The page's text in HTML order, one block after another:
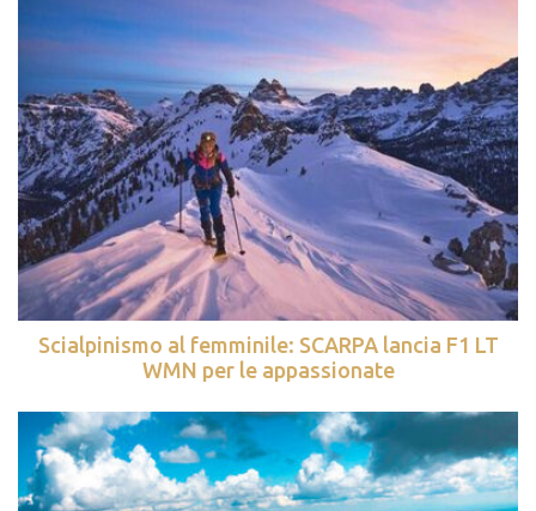
Scialpinismo al femminile: SCARPA lancia F1 LT
WMN per le appassionate